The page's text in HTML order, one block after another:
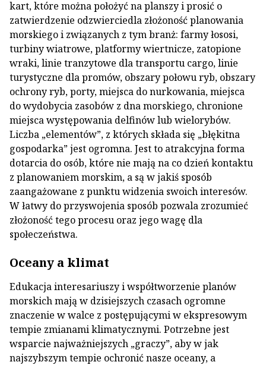
kart, które można położyć na planszy i prosić o
zatwierdzenie odzwierciedla złożoność planowania
morskiego i związanych z tym branż: farmy łososi,
turbiny wiatrowe, platformy wiertnicze, zatopione
wraki, linie tranzytowe dla transportu cargo, linie
turystyczne dla promów, obszary połowu ryb, obszary
ochrony ryb, porty, miejsca do nurkowania, miejsca
do wydobycia zasobów z dna morskiego, chronione
miejsca występowania delfinów lub wielorybów.
Liczba „elementów”, z których składa się „błękitna
gospodarka” jest ogromna. Jest to atrakcyjna forma
dotarcia do osób, które nie mają na co dzień kontaktu
z planowaniem morskim, a są w jakiś sposób
zaangażowane z punktu widzenia swoich interesów.
W łatwy do przyswojenia sposób pozwala zrozumieć
złożoność tego procesu oraz jego wagę dla
społeczeństwa.
Oceany a klimat
Edukacja interesariuszy i współtworzenie planów
morskich mają w dzisiejszych czasach ogromne
znaczenie w walce z postępującymi w ekspresowym
tempie zmianami klimatycznymi. Potrzebne jest
wsparcie najważniejszych „graczy”, aby w jak
najszybszym tempie ochronić nasze oceany, a